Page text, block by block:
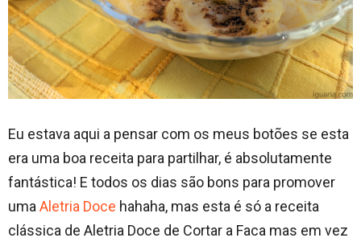
Eu estava aqui a pensar com os meus botões se esta
era uma boa receita para partilhar, é absolutamente
fantástica! E todos os dias são bons para promover
uma Aletria Doce hahaha, mas esta é só a receita
clássica de Aletria Doce de Cortar a Faca mas em vez